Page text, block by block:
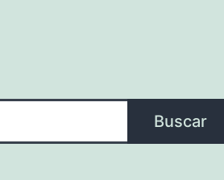
Buscar